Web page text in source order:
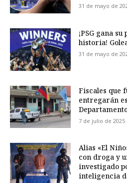
31 de mayo de
¡PSG gana
historia!
31 de mayo de
Fiscales que
entregarán
7 de julio de 2025
Alias «El
con droga y
investigado
inteligencia